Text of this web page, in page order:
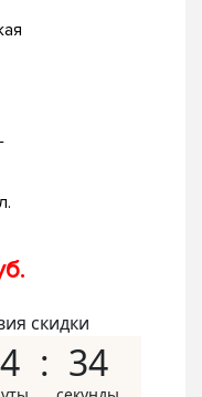
скидки
33